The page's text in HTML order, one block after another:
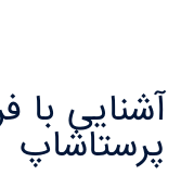
آشنایی با
پرستاشاپ